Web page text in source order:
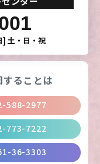
] 土・日・祝
することは
588-2977
773-7222
36-3303